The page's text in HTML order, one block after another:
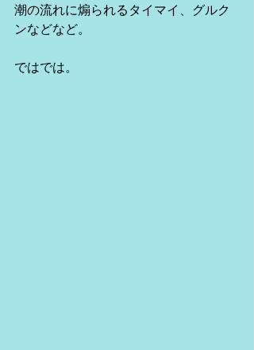
潮の流れに煽られるタイマイ、グルク
ンなどなど。
ではでは。